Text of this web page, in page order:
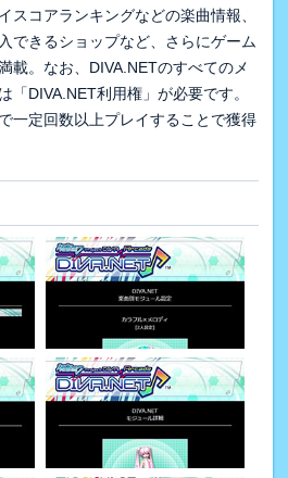
スコアランキングなどの楽曲情報、
できるショップなど、さらにゲーム
載。なお、DIVA.NETのすべてのメ
「DIVA.NET利用権」が必要です。
一定回数以上プレイすることで獲得